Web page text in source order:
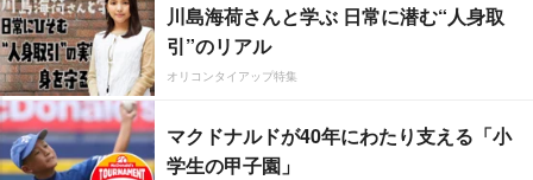
川島海荷さんと学ぶ 日常に潜む“人身取
引”のリアル
オリコンタイアップ特集
マクドナルドが40年にわたり支える「小
学生の甲子園」